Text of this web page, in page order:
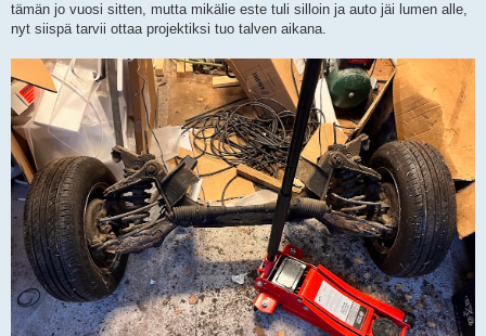
tämän jo vuosi sitten, mutta mikälie este tuli silloin ja auto jäi lumen alle,
nyt siispä tarvii ottaa projektiksi tuo talven aikana.